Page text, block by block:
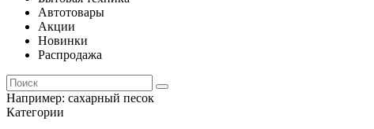
Автотовары
Акции
Новинки
Распродажа
Например: сахарный песок
Категории